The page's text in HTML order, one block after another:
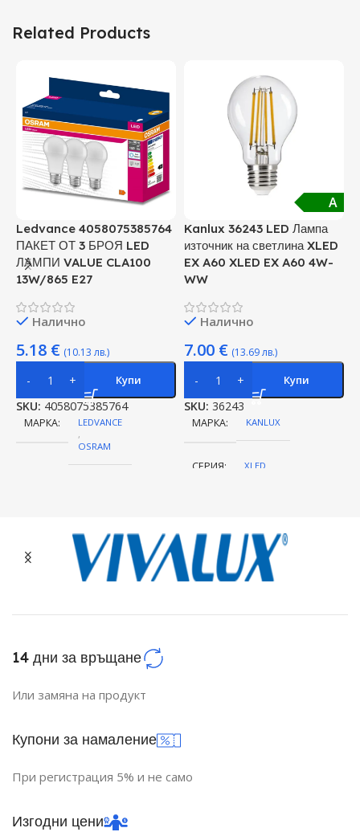
Related Products
Ledvance 4058075385764
ПАКЕТ ОТ 3 БРОЯ LED
ЛАМПИ VALUE CLA100
13W/865 E27
Налично
5.18 € (10.13 лв.)
Купи
SKU: 4058075385764
МАРКА
LEDVANCE
,
OSRAM
E27
МОЩНОСТ (W)
СВЕТЛИНЕН ПОТОК (LM)
1521
A
Kanlux 36243 LED Лампа
източник на светлина XLED
EX A60 XLED EX A60 4W-
WW
Налично
7.00 € (13.69 лв.)
Купи
SKU: 36243
МАРКА KANLUX
СЕРИЯ XLED
2700
14 дни за връщане
Или замяна на продукт
Купони за намаление
При регистрация 5% и не само
Изгодни цени